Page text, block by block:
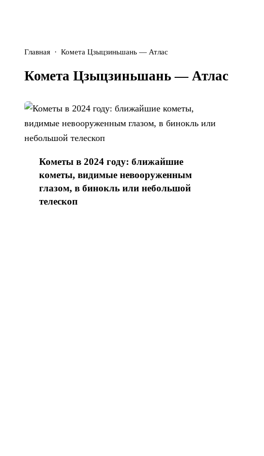
Главная Комета Цзыцзиньшань — Атлас
Комета Цзыцзиньшань — Атлас
Кометы в 2024 году: ближайшие
кометы, видимые невооруженным
глазом, в бинокль или небольшой
телескоп